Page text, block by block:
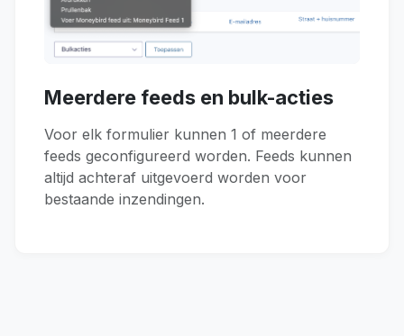
Meerdere feeds en bulk-acties
Voor elk formulier kunnen 1 of meerdere
feeds geconfigureerd worden. Feeds kunnen
altijd achteraf uitgevoerd worden voor
bestaande inzendingen.